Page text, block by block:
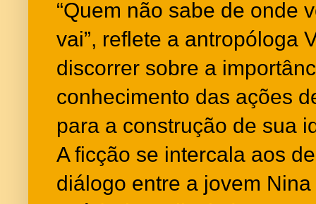
“Quem não sabe de onde
vai”, reflete a antropóloga
discorrer sobre a
conhecimento das ações
para a construção de sua
A ficção se intercala aos
diálogo entre a jovem